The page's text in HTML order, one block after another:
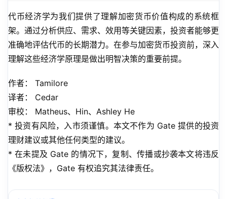
代币经济学为我们提供了理解加密货币价值构成的系统框
架。通过分析供应、需求、效用等关键因素，投资者能够更
准确地评估代币的长期潜力。在参与加密货币投资前，深入
理解这些经济学原理是做出明智决策的重要前提。
作者： Tamilore
译者： Cedar
审校： Matheus、Hin、Ashley He
* 投资有风险，入市须谨慎。本文不作为 Gate 提供的投资
理财建议或其他任何类型的建议。
* 在未提及 Gate 的情况下，复制、传播或抄袭本文将违反
《版权法》，Gate 有权追究其法律责任。